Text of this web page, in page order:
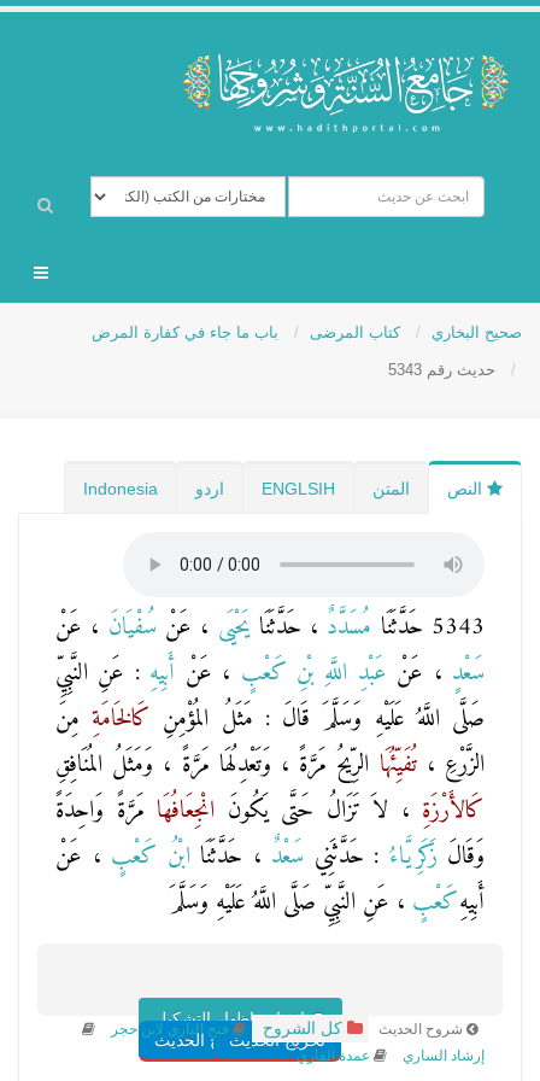
صحيح البخاري كتاب المرضى باب ما جاء في كفارة المرض
حديث رقم 5343
النص المتن ENGLSIH اردو Indonesia
5343 حَدَّثَنَا مُسَدَّدٌ ، حَدَّثَنَايَحْيَى ، عَنْ سُفْيَانَ ، عَنْ
سَعْدٍ ، عَنْ عَبْدِ اللَّهِ بْنِ كَعْبٍ ، عَنْ أَبِيهِ: عَنِ النَّبِيِّ
صَلَّى اللَّهُ عَلَيْهِ وَسَلَّمَ قَالَ : مَثَلُ المُؤْمِنِ كَالخَامَةِ مِنَ
الزَّرْعِ ،تُفَيِّئُهَا الرِّيحُ مَرَّةً ، وَتَعْدِلُهَا مَرَّةً ، وَمَثَلُ المُنَافِقِ
كَالأَرْزَةِ ، لاَ تَزَالُ حَتَّى يَكُونَ انْجِعَافُهَا مَرَّةً وَاحِدَةً
وَقَالَ زَكَرِيَّاءُ : حَدَّثَنِي سَعْدٌ ، حَدَّثَنَا ابْنُ كَعْبٍ ، عَنْ
أَبِيهِكَعْبٍ ، عَنِ النَّبِيِّ صَلَّى اللَّهُ عَلَيْهِ وَسَلَّمَ
اخفاء واظهار التشكيل
تخريج الحديثشروح الحديث
شروح الحديث كل الشروح
فتح الباري لابن حجر
إرشاد الساري
عمدة القاري